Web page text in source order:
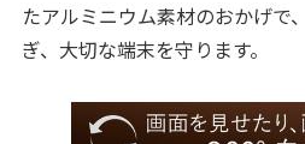
たアルミニウム素材のおかげで
ぎ、大切な端末を守ります。